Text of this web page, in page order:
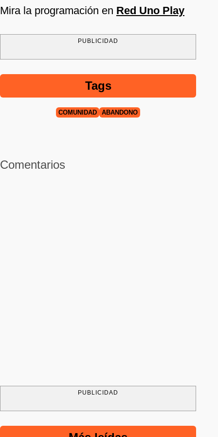
Mira la programación en Red Uno Play
PUBLICIDAD
Tags
COMUNIDAD ABANDONO
Comentarios
PUBLICIDAD